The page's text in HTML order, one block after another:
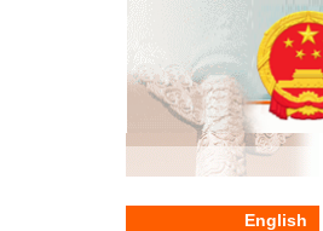
English